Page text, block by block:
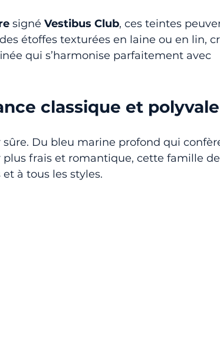
signé Vestibus Club, ces teintes
étoffes texturées en laine ou en lin,
qui s’harmonise parfaitement avec
classique et
Du bleu marine profond qui
frais et romantique, cette famille
à tous les styles.